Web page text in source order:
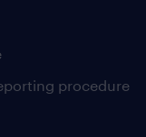
procedure